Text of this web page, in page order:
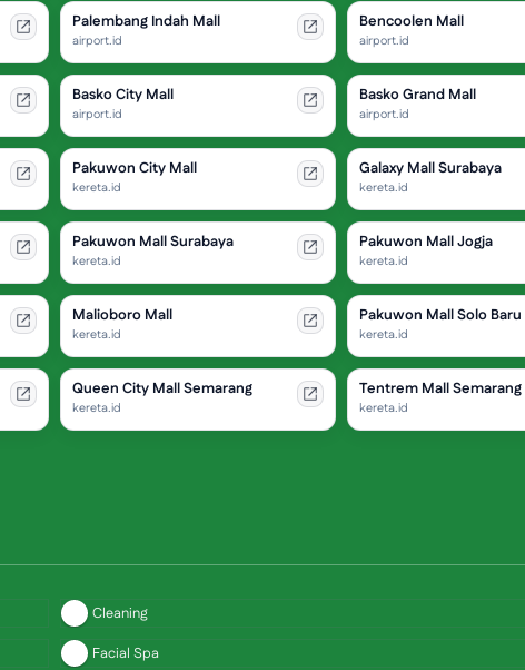
Palembang Indah Mall
airport.id
Bencoolen Mall
airport.id
Basko City Mall
airport.id
Basko Grand Mall
airport.id
Pakuwon City Mall
kereta.id
Galaxy Mall Surabaya
kereta.id
Pakuwon Mall Surabaya
kereta.id
Pakuwon Mall Jogja
kereta.id
Malioboro Mall
kereta.id
Pakuwon Mall Solo Baru
kereta.id
Queen City Mall Semarang
kereta.id
Tentrem Mall Semarang
kereta.id
Cleaning
Facial Spa